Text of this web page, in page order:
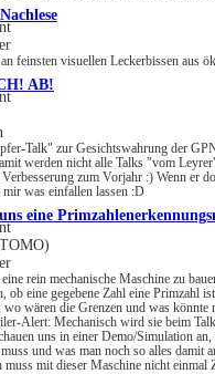
feinsten visuellen Leckerbissen aus
AB!
Talk" zur Gesichtswahrung der
werden nicht alle Talks "vom
zum Vorjahr :) Wenn er
was einfallen lassen :D
eine
rein mechanische Maschine zu
ob eine gegebene Zahl eine Primzahl
wo wären die Grenzen und was könnte
Alert: Mechanisch wird sie beim
uns in einer Demo/Simulation
und was man noch so alles damit
mit dieser Maschine nicht einmal